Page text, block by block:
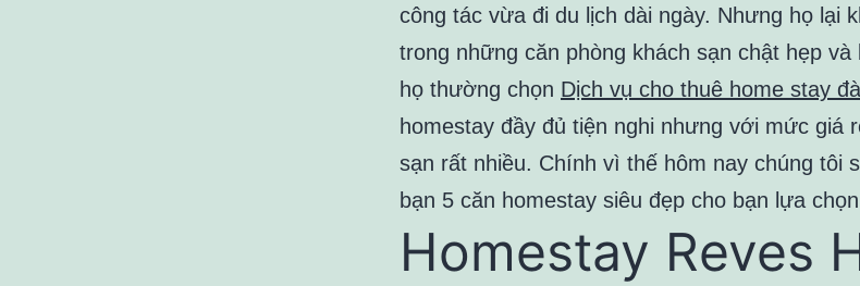
công tác vừa đi du lịch dài ngày. Nhưng họ lại
trong những căn phòng khách sạn chật hẹp
họ thường chọn Dịch vụ cho thuê home stay
homestay đầy đủ tiện nghi nhưng với mức giá
sạn rất nhiều. Chính vì thế hôm nay chúng tôi
bạn 5 căn homestay siêu đẹp cho bạn lựa
Homestay Reves